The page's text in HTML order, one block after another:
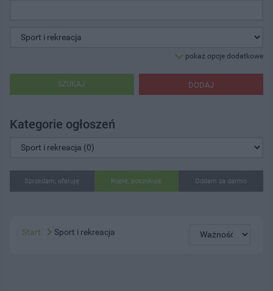
pokaż opcje dodatkowe
DODAJ
SZUKAJ
Kategorie ogłoszeń
Sprzedam, oferuję Kupię, poszukuję Oddam za darmo
Start Sport i rekreacja